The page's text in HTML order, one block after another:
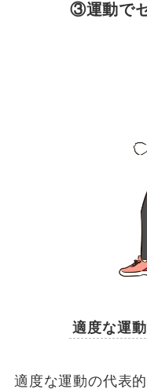
③運動で
適度な運
適度な運動の代表